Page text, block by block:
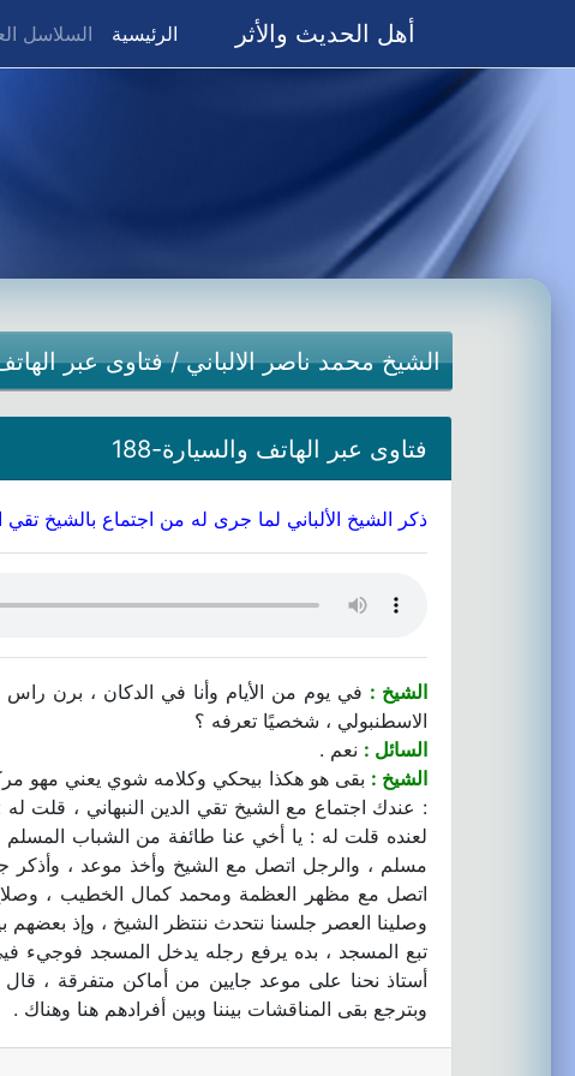
أهل الحديث والأثر الرئيسية السلاسل
الشيخ محمد ناصر الالباني/فتاوى عبر
فتاوى عبر الهاتف والسيارة-188
ذكر الشيخ الألباني لما جرى له من اجتماع بالشيخ تقي
الشيخ : في يوم من الأيام وأنا في الدكان ، برن
الاسطنبولي ، شخصيًا تعرفه ؟
السائل : نعم .
الشيخ : بقى هو هكذا بيحكي وكلامه شوي يعني مهو
: عندك اجتماع مع الشيخ تقي الدين النبهاني ، قلت
لعنده قلت له : يا أخي عنا طائفة من الشباب
مسلم ، والرجل اتصل مع الشيخ وأخذ موعد ، وأذكر
اتصل مع مظهر العظمة ومحمد كمال الخطيب ،
وصلينا العصر جلسنا نتحدث ننتظر الشيخ ، وإذ
تبع المسجد ، بده يرفع رجله يدخل المسجد فوجيء
أستاذ نحنا على موعد جايين من أماكن متفرقة ،
وبترجع بقى المناقشات بيننا وبين أفرادهم هنا وهناك .